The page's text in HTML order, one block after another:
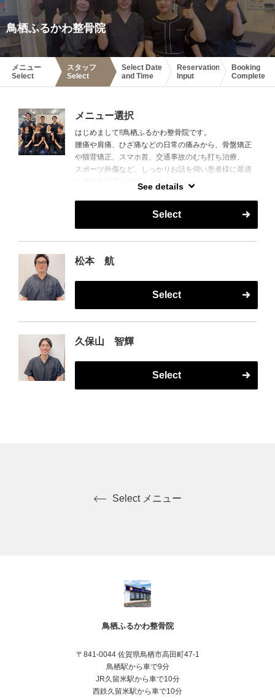
鳥栖ふるかわ整骨院
メニュー
Select
スタッフ
Select
Select Date
and Time
Reservation
Input
Booking
Complete
メニュー選択
はじめまして!!鳥栖ふるかわ整骨院です。
腰痛や肩痛、ひざ痛などの日常の痛みから、骨盤矯正
や猫背矯正、スマホ首、交通事故のむち打ち治療、
スポーツ外傷など、しっかりお話を伺い患者様に最適
な施術を提案させてただきます。
整骨院内にSALON Nanalaがあります。
脱毛・ホワイトニングも行っています。
ぜひ鳥栖ふるかわ整骨院へ一度ご相談ください‼
See details
Select
松本 航
Select
久保山 智輝
Select
Select メニュー
鳥栖ふるかわ整骨院
〒841-0044 佐賀県鳥栖市高田町47-1
鳥栖駅から車で9分
JR久留米駅から車で10分
西鉄久留米駅から車で10分